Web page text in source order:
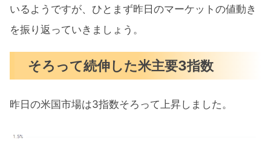
いるようですが、ひとまず昨日のマーケットの値動き
を振り返っていきましょう。
そろって続伸した米主要3指数
昨日の米国市場は3指数そろって上昇しました。